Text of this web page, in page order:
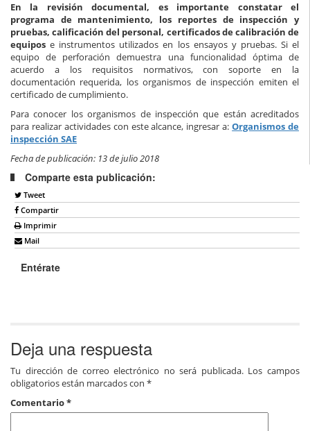
En la revisión documental, es importante constatar el
programa de mantenimiento, los reportes de inspección y
pruebas, calificación del personal, certificados de calibración de
equipos e instrumentos utilizados en los ensayos y pruebas. Si el
equipo de perforación demuestra una funcionalidad óptima de
acuerdo a los requisitos normativos, con soporte en la
documentación requerida, los organismos de inspección emiten el
certificado de cumplimiento.
Para conocer los organismos de inspección que están acreditados
para realizar actividades con este alcance, ingresar a:Organismos de
inspección SAE
Fecha de publicación: 13 de julio 2018
Comparte esta publicación:
Tweet
Compartir
Imprimir
Mail
Entérate
Deja una respuesta
Tu dirección de correo electrónico no será publicada. Los campos
obligatorios están marcados con *
Comentario*